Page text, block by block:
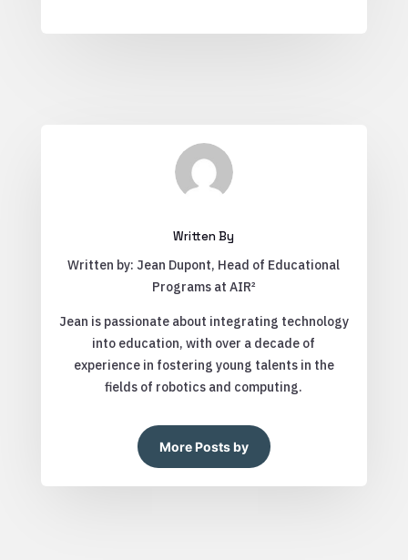
Written By
Written by: Jean Dupont, Head of Educational
Programs at AIR²
Jean is passionate about integrating technology
into education, with over a decade of
experience in fostering young talents in the
fields of robotics and computing.
More Posts by